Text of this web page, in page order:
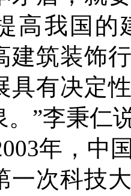
高我国的
建筑装饰
具有决定
。”李秉仁
年，中国
一次科技